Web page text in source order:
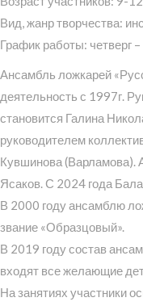
Вид, жанр творчества:
График работы: четверг
Ансамбль ложкарей
деятельность с 1997г.
становится Галина
руководителем
Кувшинова (Варламова).
Ясаков. С 2024 года
В 2000 году ансамблю
звание «Образцовый».
В 2019 году состав
входят все желающие
На занятиях участники